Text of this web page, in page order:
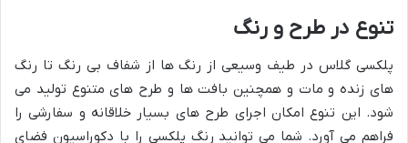
تنوع در طرح و رنگ
پلکسی گلاس در طیف وسیعی از رنگ ها از شفاف بی رنگ تا رنگ
های زنده و مات و همچنین بافت ها و طرح های متنوع تولید می
شود. این تنوع امکان اجرای طرح های بسیار خلاقانه و سفارشی را
فراهم می آورد. شما می توانید رنگ پلکسی را با دکوراسیون فضای